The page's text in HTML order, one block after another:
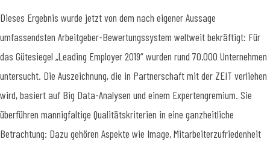
Dieses Ergebnis wurde jetzt von dem nach eigener Aussage
umfassendsten Arbeitgeber-Bewertungssystem weltweit bekräftigt: Für
das Gütesiegel „Leading Employer 2019“ wurden rund 70.000 Unternehmen
untersucht. Die Auszeichnung, die in Partnerschaft mit der ZEIT verliehen
wird, basiert auf Big Data-Analysen und einem Expertengremium. Sie
überführen mannigfaltige Qualitätskriterien in eine ganzheitliche
Betrachtung: Dazu gehören Aspekte wie Image, Mitarbeiterzufriedenheit